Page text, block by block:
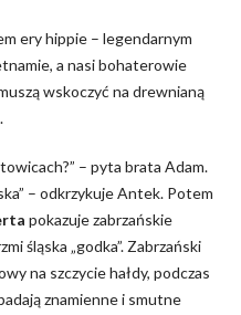
ery hippie – legendarnym
a nasi bohaterowie
wskoczyć na drewnianą
– pyta brata Adam.
– odkrzykuje Antek. Potem
pokazuje zabrzańskie
śląska „godka”. Zabrzański
na szczycie hałdy, podczas
znamienne i smutne